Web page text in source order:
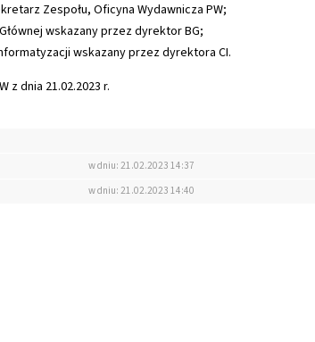
Zespołu, Oficyna Wydawnicza PW;
wskazany przez dyrektor BG;
wskazany przez dyrektora CI.
z dnia 21.02.2023 r.
w dniu: 21.02.2023 14:37
w dniu: 21.02.2023 14:40